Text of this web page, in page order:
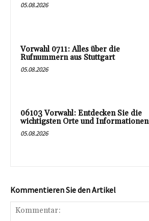
05.08.2026
Vorwahl 0711: Alles über die
Rufnummern aus Stuttgart
05.08.2026
06103 Vorwahl: Entdecken Sie die
wichtigsten Orte und Informationen
05.08.2026
Kommentieren Sie den Artikel